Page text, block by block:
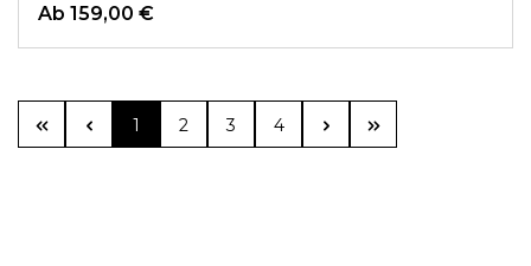
Ab 159,00 €
Seite
1 Seite
2 Seite
3 Seite
4